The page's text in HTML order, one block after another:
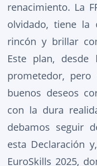
renacimiento. La
olvidado, tiene la
rincón y brillar
Este plan, desde
prometedor, pero
buenos deseos
con la dura
debamos seguir
esta Declaración
EuroSkills 2025,